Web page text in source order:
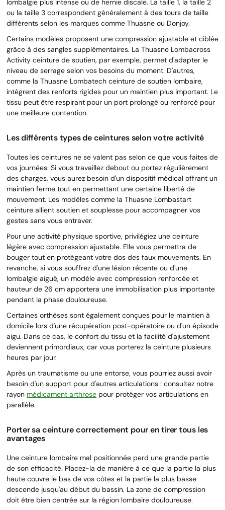
ou la taille 3 correspondent généralement à des tours de taille
différents selon les marques comme Thuasne ou Donjoy.
Certains modèles proposent une compression ajustable et ciblée
grâce à des sangles supplémentaires. La Thuasne Lombacross
Activity ceinture de soutien, par exemple, permet d'adapter le
niveau de serrage selon vos besoins du moment. D'autres,
comme la Thuasne Lombatech ceinture de soutien lombaire,
intègrent des renforts rigides pour un maintien plus important. Le
tissu peut être respirant pour un port prolongé ou renforcé pour
une meilleure contention.
Les différents types de ceintures selon votre activité
Toutes les ceintures ne se valent pas selon ce que vous faites de
vos journées. Si vous travaillez debout ou portez régulièrement
des charges, vous aurez besoin d'un dispositif médical offrant un
maintien ferme tout en permettant une certaine liberté de
mouvement. Les modèles comme la Thuasne Lombastart
ceinture allient soutien et souplesse pour accompagner vos
gestes sans vous entraver.
Pour une activité physique sportive, privilégiez une ceinture
légère avec compression ajustable. Elle vous permettra de
bouger tout en protégeant votre dos des faux mouvements. En
revanche, si vous souffrez d'une lésion récente ou d'une
lombalgie aiguë, un modèle avec compression renforcée et
hauteur de 26 cm apportera une immobilisation plus importante
pendant la phase douloureuse.
Certaines orthèses sont également conçues pour le maintien à
domicile lors d'une récupération post-opératoire ou d'un épisode
aigu. Dans ce cas, le confort du tissu et la facilité d'ajustement
deviennent primordiaux, car vous porterez la ceinture plusieurs
heures par jour.
Après un traumatisme ou une entorse, vous pourriez aussi avoir
besoin d'un support pour d'autres articulations : consultez notre
rayon médicament arthrose pour protéger vos articulations en
parallèle.
Porter sa ceinture correctement pour en tirer tous les
avantages
Une ceinture lombaire mal positionnée perd une grande partie
de son efficacité. Placez-la de manière à ce que la partie la plus
haute couvre le bas de vos côtes et la partie la plus basse
descende jusqu'au début du bassin. La zone de compression
doit être bien centrée sur la région lombaire douloureuse.